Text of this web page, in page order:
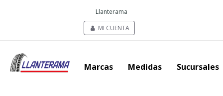
Llanterama
MI CUENTA
Marcas Medidas Sucursales